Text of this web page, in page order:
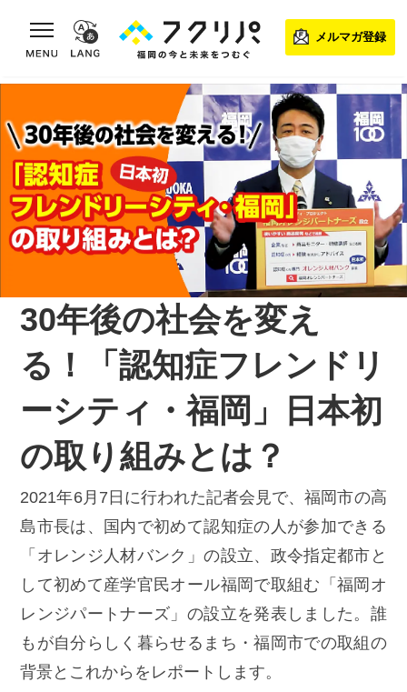
toggle navigation
メルマガ登録
30年後の社会を変え
る！「認知症フレンドリ
ーシティ・福岡」日本初
の取り組みとは？
2021年6月7日に行われた記者会見で、福岡市の高
島市長は、国内で初めて認知症の人が参加できる
「オレンジ人材バンク」の設立、政令指定都市と
して初めて産学官民オール福岡で取組む「福岡オ
レンジパートナーズ」の設立を発表しました。誰
もが自分らしく暮らせるまち・福岡市での取組の
背景とこれからをレポートします。